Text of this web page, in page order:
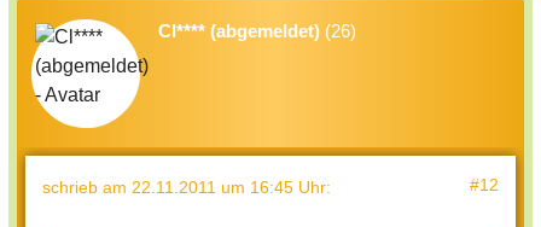
Cl**** (abgemeldet) (26)
schrieb am 22.11.2011 um 16:45 Uhr: #12